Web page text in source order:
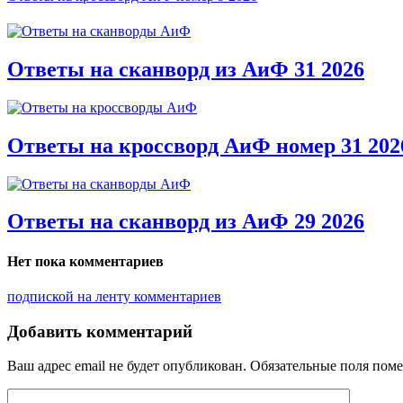
Ответы на сканворд из АиФ 31 2026
Ответы на кроссворд АиФ номер 31
Ответы на сканворд из АиФ 29 2026
Нет пока комментариев
подпиской на ленту комментариев
Добавить комментарий
Ваш адрес email не будет опубликован. Обязательные поля